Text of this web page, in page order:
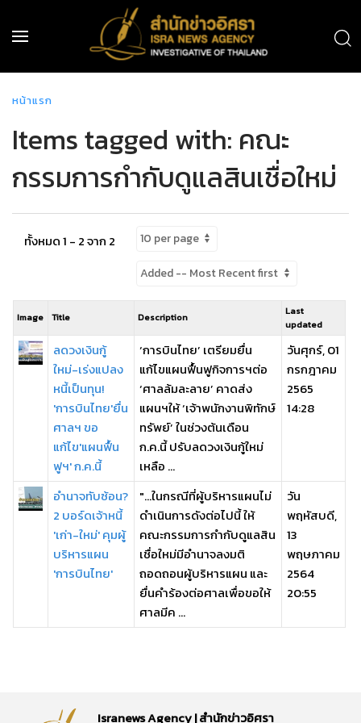
หน้าแรก
Items tagged with: คณะ
กรรมการกำกับดูแลสินเชื่อใหม่
ทั้งหมด 1 - 2 จาก 2
Image Title Description
Last
updated
ลดวงเงินกู้
ใหม่-เร่งแปลง
หนี้เป็นทุน!
'การบินไทย'ยื่น
ศาลฯ ขอ
แก้ไข'แผนฟื้น
ฟูฯ' ก.ค.นี้
‘การบินไทย’ เตรียมยื่น
แก้ไขแผนฟื้นฟูกิจการฯต่อ
‘ศาลล้มละลาย’ คาดส่ง
แผนฯให้ ‘เจ้าพนักงานพิทักษ์
ทรัพย์’ ในช่วงต้นเดือน
ก.ค.นี้ ปรับลดวงเงินกู้ใหม่
เหลือ ...
วันศุกร์, 01
กรกฎาคม
2565
14:28
อำนาจทับซ้อน?
2 บอร์ดเจ้าหนี้
'เก่า-ใหม่' คุมผู้
บริหารแผน
'การบินไทย'
"...ในกรณีที่ผู้บริหารแผนไม่
ดำเนินการดังต่อไปนี้ ให้
คณะกรรมการกำกับดูแลสิน
เชื่อใหม่มีอำนาจลงมติ
ถอดถอนผู้บริหารแผน และ
ยื่นคำร้องต่อศาลเพื่อขอให้
ศาลมีค ...
วัน
พฤหัสบดี,
13
พฤษภาคม
2564
20:55
Isranews Agency | สำนักข่าวอิศรา